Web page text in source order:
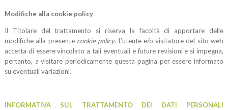
Modifiche alla cookie policy
Il Titolare del trattamento si riserva la facoltà di apportare delle
modifiche alla presente cookie policy. L’utente e/o visitatore del sito web
accetta di essere vincolato a tali eventuali e future revisioni e si impegna,
pertanto, a visitare periodicamente questa pagina per essere informato
su eventuali variazioni.
INFORMATIVA SUL TRATTAMENTO DEI DATI PERSONALI